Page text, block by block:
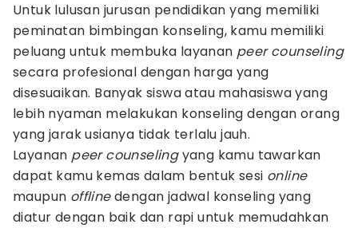
Untuk lulusan jurusan pendidikan yang memiliki
peminatan bimbingan konseling, kamu memiliki
peluang untuk membuka layanan peer counseling
secara profesional dengan harga yang
disesuaikan. Banyak siswa atau mahasiswa yang
lebih nyaman melakukan konseling dengan orang
yang jarak usianya tidak terlalu jauh.
Layanan peer counselingyang kamu tawarkan
dapat kamu kemas dalam bentuk sesi online
maupun offlinedengan jadwal konseling yang
diatur dengan baik dan rapi untuk memudahkan